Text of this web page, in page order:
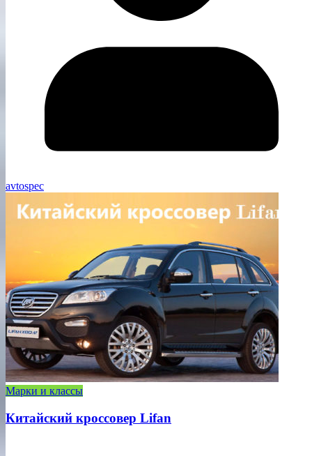
avtospec
Марки и классы
Китайский кроссовер Lifan